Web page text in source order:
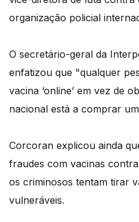
organização policial
O secretário-geral da
enfatizou que "qualquer
vacina ‘online’ em vez de
nacional está a comprar
Corcoran explicou ainda
fraudes com vacinas
os criminosos tentam tirar
vulneráveis.